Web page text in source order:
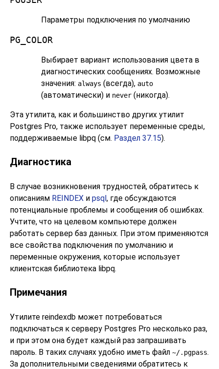
Параметры подключения по умолчанию
PG_COLOR
Выбирает вариант использования цвета в
диагностических сообщениях. Возможные
значения: always (всегда), auto
(автоматически) и never (никогда).
Эта утилита, как и большинство других утилит
Postgres Pro, также использует переменные среды,
поддерживаемые libpq (см. Раздел 37.15).
Диагностика
В случае возникновения трудностей, обратитесь к
описаниям REINDEX и psql, где обсуждаются
потенциальные проблемы и сообщения об ошибках.
Учтите, что на целевом компьютере должен
работать сервер баз данных. При этом применяются
все свойства подключения по умолчанию и
переменные окружения, которые использует
клиентская библиотека libpq.
Примечания
Утилите reindexdb может потребоваться
подключаться к серверу Postgres Pro несколько раз,
и при этом она будет каждый раз запрашивать
пароль. В таких случаях удобно иметь файл ~/.pgpass.
За дополнительными сведениями обратитесь к